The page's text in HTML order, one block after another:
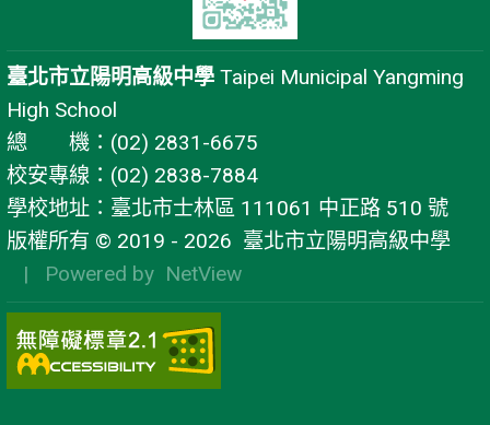
臺北市立陽明高級中學 Taipei Municipal Yangming
High School
總 機：(02) 2831-6675
校安專線：(02) 2838-7884
學校地址：臺北市士林區 111061 中正路 510 號
版權所有 © 2019 - 2026 臺北市立陽明高級中學
| Powered by NetView